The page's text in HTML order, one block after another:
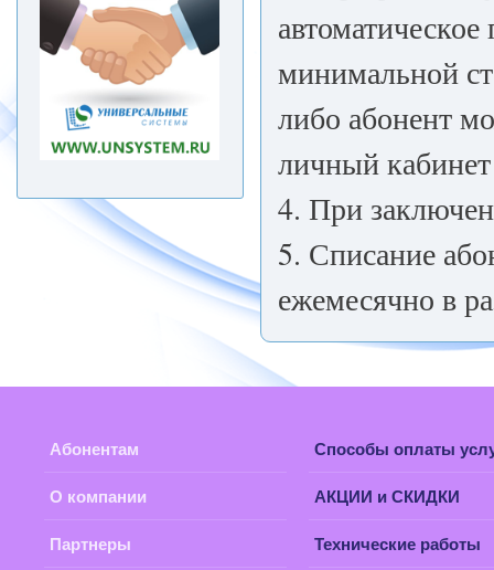
минимальной
либо абонент
личный
4. При
5. Списание
ежемесячно в
Абонентам
О компании
Партнеры
Способы оплаты
АКЦИИ и СКИДКИ
Технические работы